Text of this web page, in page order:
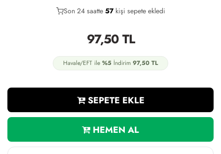
30
Son 24 saatte 57kişi sepete ekledi
19
97,50TL
Havale/EFT ile %5 İndirim 97,50 TL
SEPETE EKLE
HEMEN AL